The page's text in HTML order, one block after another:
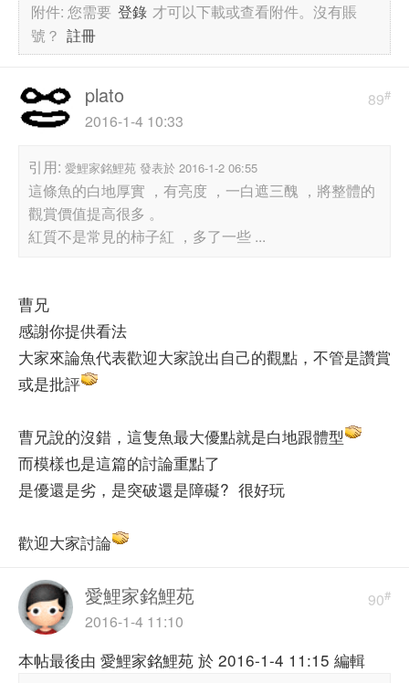
附件:您需要 登錄 才可以下載或查看附件。沒有賬
號？ 註冊
89#
plato
2016-1-4 10:33
引用: 愛鯉家銘鯉苑 發表於 2016-1-2 06:55
這條魚的白地厚實 ，有亮度 ，一白遮三醜 ，將整體的
觀賞價值提高很多 。
紅質不是常見的柿子紅 ，多了一些 ...
曹兄
感謝你提供看法
大家來論魚代表歡迎大家說出自己的觀點，不管是讚賞
或是批評
曹兄說的沒錯，這隻魚最大優點就是白地跟體型
而模樣也是這篇的討論重點了
是優還是劣，是突破還是障礙? 很好玩
歡迎大家討論
90#
愛鯉家銘鯉苑
2016-1-4 11:10
本帖最後由 愛鯉家銘鯉苑 於 2016-1-4 11:15 編輯